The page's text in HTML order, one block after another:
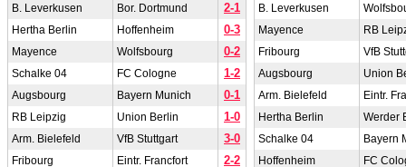
B. Leverkusen Bor. Dortmund 2-1
Hertha Berlin Hoffenheim 0-3
Mayence Wolfsbourg 0-2
Schalke 04 FC Cologne 1-2
Augsbourg Bayern Munich 0-1
RB Leipzig Union Berlin 1-0
Arm. Bielefeld VfB Stuttgart 3-0
Fribourg Eintr. Francfort 2-2
B. Leverkusen
Mayence
RB
Fribourg
VfB
Augsbourg
Union
Arm. Bielefeld
Eintr.
Hertha Berlin
Werder
Schalke 04
Bayern
Hoffenheim
FC